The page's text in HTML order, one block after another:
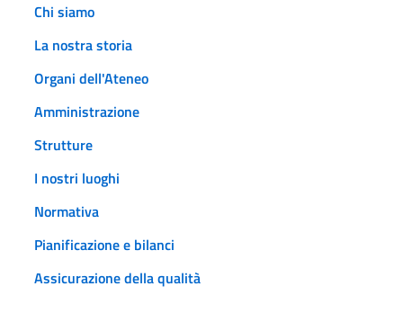
Chi siamo
La nostra storia
Organi dell'Ateneo
Amministrazione
Strutture
I nostri luoghi
Normativa
Pianificazione e bilanci
Assicurazione della qualità